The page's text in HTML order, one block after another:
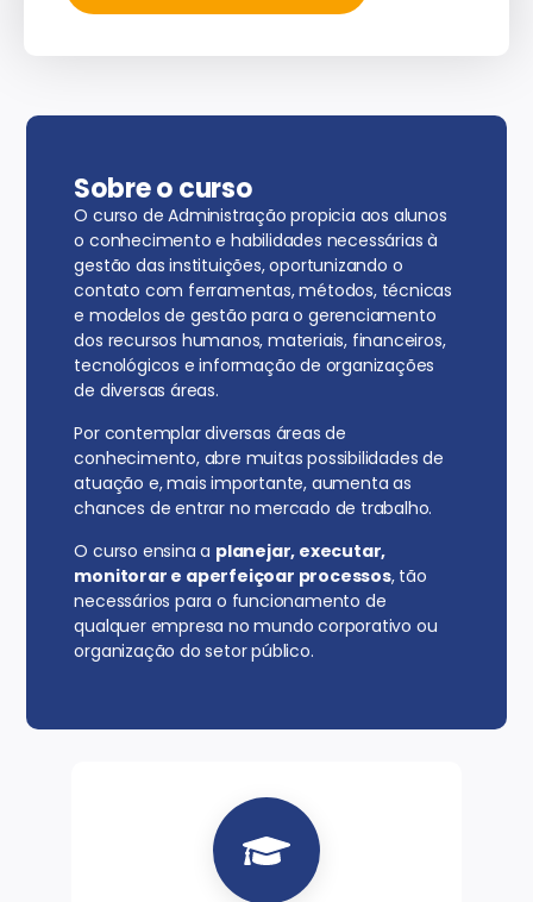
Sobre o curso
O curso de Administração propicia aos alunos
o conhecimento e habilidades necessárias à
gestão das instituições, oportunizando o
contato com ferramentas, métodos, técnicas
e modelos de gestão para o gerenciamento
dos recursos humanos, materiais, financeiros,
tecnológicos e informação de organizações
de diversas áreas.
Por contemplar diversas áreas de
conhecimento, abre muitas possibilidades de
atuação e, mais importante, aumenta as
chances de entrar no mercado de trabalho.
O curso ensina a planejar, executar,
monitorar e aperfeiçoar processos, tão
necessários para o funcionamento de
qualquer empresa no mundo corporativo ou
organização do setor público.